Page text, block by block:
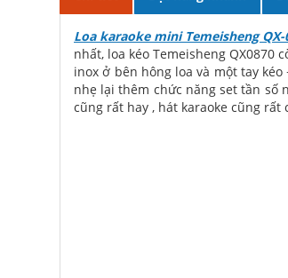
Loa karaoke mini Temeisheng QX-
nhất, loa kéo Temeisheng
inox ở bên hông loa và một tay
nhẹ lại thêm chức năng set tần số
cũng rất hay , hát karaoke cũng